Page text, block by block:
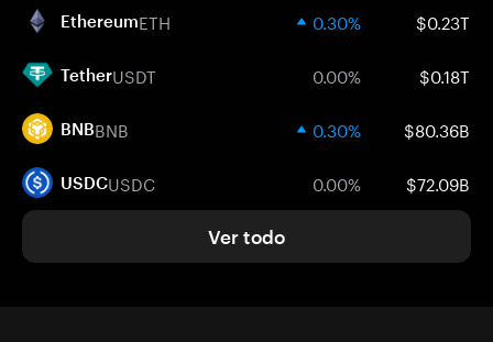
EthereumETH 0.30% $0.23T
TetherUSDT 0.00% $0.18T
BNBBNB 0.30% $80.36B
USDCUSDC 0.00% $72.09B
Ver todo